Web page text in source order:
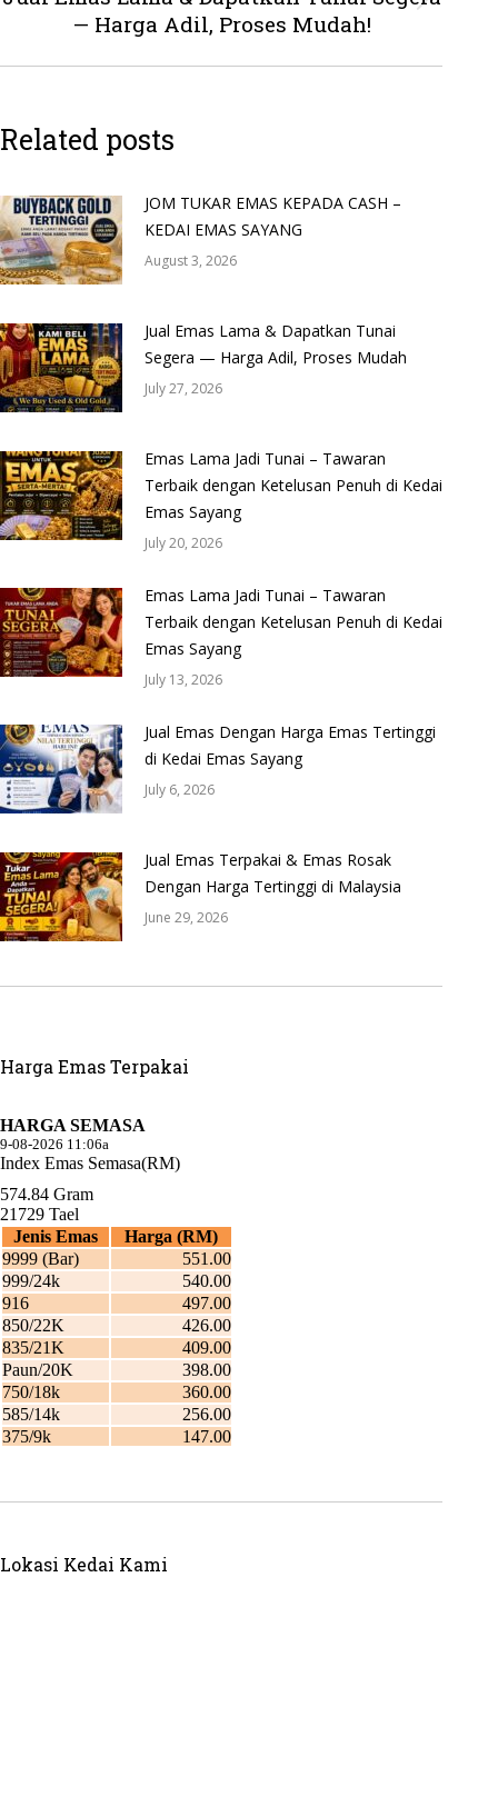
Next
post:
— Harga Adil, Proses Mudah!
Related posts
JOM TUKAR EMAS KEPADA CASH –
KEDAI EMAS SAYANG
August 3, 2026
Jual Emas Lama & Dapatkan Tunai
Segera — Harga Adil, Proses Mudah
July 27, 2026
Emas Lama Jadi Tunai – Tawaran
Terbaik dengan Ketelusan Penuh di Kedai
Emas Sayang
July 20, 2026
Emas Lama Jadi Tunai – Tawaran
Terbaik dengan Ketelusan Penuh di Kedai
Emas Sayang
July 13, 2026
Jual Emas Dengan Harga Emas Tertinggi
di Kedai Emas Sayang
July 6, 2026
Jual Emas Terpakai & Emas Rosak
Dengan Harga Tertinggi di Malaysia
June 29, 2026
Harga Emas Terpakai
Lokasi Kedai Kami